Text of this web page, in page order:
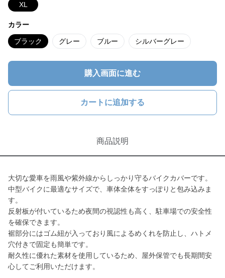
XL
カラー
ブラック グレー ブルー シルバーグレー
購入画面に進む
カートに追加する
商品説明
大切な愛車を雨風や紫外線からしっかり守るバイクカバーです。
中型バイクに最適なサイズで、車体全体をすっぽりと包み込みま
す。
反射板が付いているため夜間の視認性も高く、駐車場での安全性
を確保できます。
裾部分にはゴム紐が入っており風によるめくれを防止し、ハトメ
穴付きで固定も簡単です。
耐久性に優れた素材を使用しているため、屋外保管でも長期間安
心してご利用いただけます。